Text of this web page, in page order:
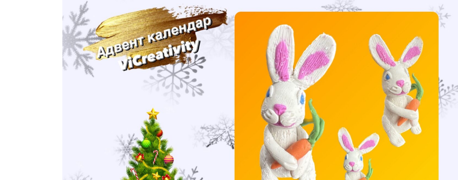
Польша
Грузия
Литва
Эстония
Нидерланды
Словакия
Словения
США
Из